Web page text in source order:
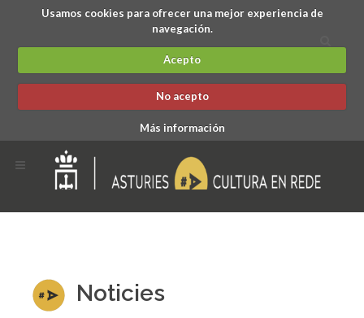
Usamos cookies para ofrecer una mejor experiencia de
navegación.
Acepto
No acepto
Más información
Noticies